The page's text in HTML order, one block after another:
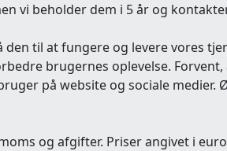
vi beholder dem i 5 år og
til at fungere og levere vores
brugernes oplevelse.
på website og sociale medier.
og afgifter. Priser angivet i